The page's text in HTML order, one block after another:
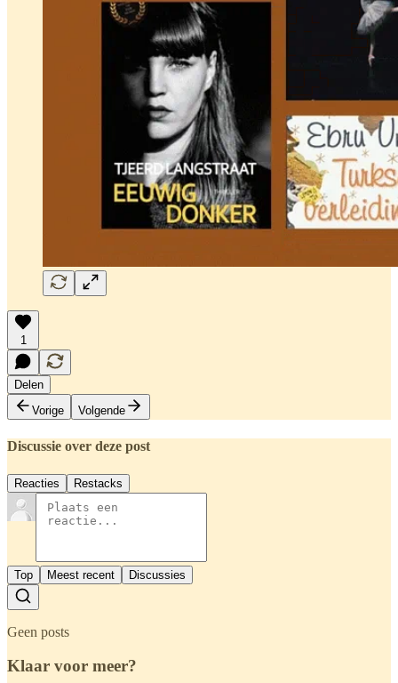
1
Delen
Vorige
Volgende
Discussie over deze post
Reacties Restacks
Top Meest recent Discussies
Geen posts
Klaar voor meer?